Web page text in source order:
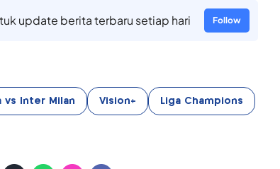
update berita terbaru setiap hari Follow
vs Inter Milan Vision+ Liga Champions